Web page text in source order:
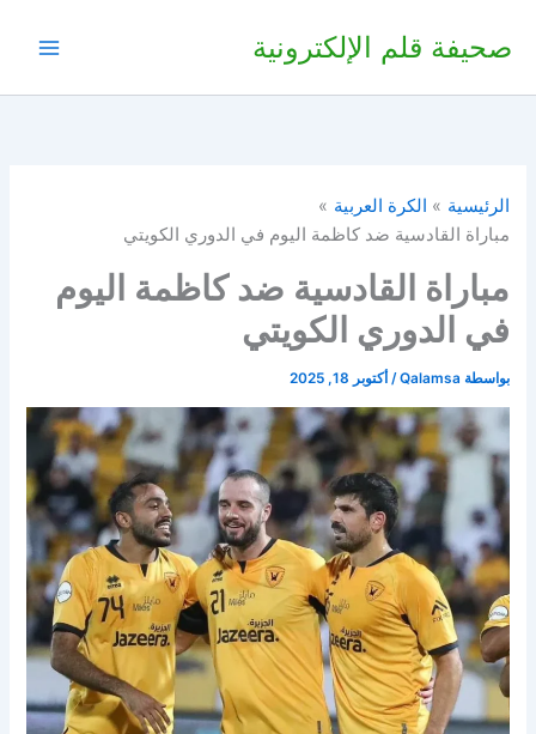
صحيفة قلم الإلكترونية
الرئيسية
الكرة العربية
مباراة القادسية ضد كاظمة اليوم في الدوري الكويتي
مباراة القادسية ضد كاظمة اليوم
في الدوري الكويتي
بواسطة Qalamsa
/ أكتوبر 18, 2025